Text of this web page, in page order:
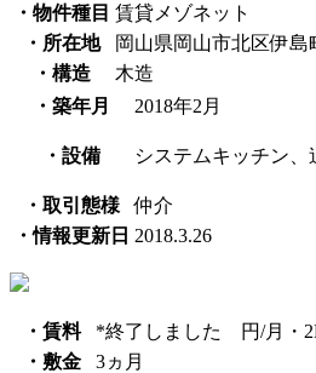
・物件種目 賃貸メゾネット
・所在地
岡山県岡山市北区伊島
・構造
木造
・築年月
2018年2月
・設備 システムキッチン
・取引態様
仲介
・情報更新日 2018.3.26
・賃料
*終了しました 円/月・
・敷金
3ヵ月